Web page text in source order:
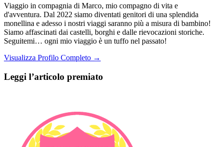
Viaggio in compagnia di Marco, mio compagno di vita e
d'avventura. Dal 2022 siamo diventati genitori di una splendida
monellina e adesso i nostri viaggi saranno più a misura di bambino!
Siamo affascinati dai castelli, borghi e dalle rievocazioni storiche.
Seguitemi… ogni mio viaggio è un tuffo nel passato!
Visualizza Profilo Completo →
Leggi l’articolo premiato